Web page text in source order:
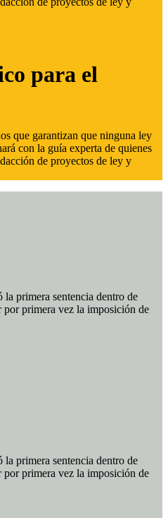
para el
que garantizan que ninguna ley
con la guía experta de quienes
de proyectos de ley y
primera sentencia dentro de
por primera vez la imposición de
primera sentencia dentro de
por primera vez la imposición de